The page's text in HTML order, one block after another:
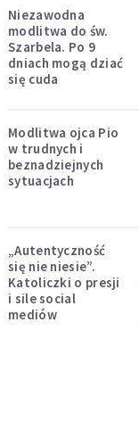
Niezawodna
modlitwa do św.
Szarbela. Po 9
dniach mogą dziać
się cuda
Modlitwa ojca Pio
w trudnych i
beznadziejnych
sytuacjach
„Autentyczność
się nie niesie”.
Katoliczki o presji
i sile social
mediów